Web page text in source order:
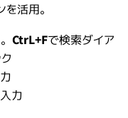
活用。
CtrL+Fで検索ダイア
力